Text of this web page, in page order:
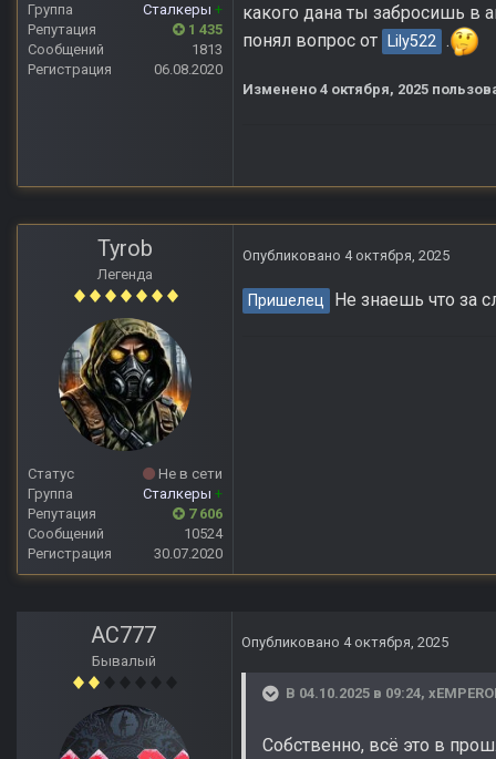
Группа
Сталкеры +
Репутация
1 435
Сообщений
1813
Регистрация
06.08.2020
какого дана ты забросишь в
понял вопрос от
Lily522 .
Изменено 4 октября, 2025
Tyrob
Легенда
Статус
Не в сети
Группа
Сталкеры +
Репутация
7 606
Сообщений
10524
Регистрация
30.07.2020
Опубликовано 4 октября, 2025
Пришелец Не знаешь что за
AC777
Бывалый
Опубликовано 4 октября, 2025
В 04.10.2025 в 09:24,
Собственно, всё это в